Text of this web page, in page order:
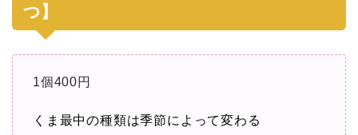
つ】
1個400円
くま最中の種類は季節によって変わる